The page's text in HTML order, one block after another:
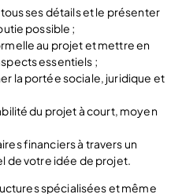
ses détails et le présenter
possible ;
au projet et mettre en
essentiels ;
la portée sociale, juridique et
du projet à court, moyen
financiers à travers un
de votre idée de projet.
spécialisées et même